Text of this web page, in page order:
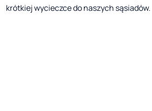
krótkiej wycieczce do naszych sąsiadów.